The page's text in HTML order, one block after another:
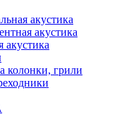
акустика
акустика
акустика
колонки, грили